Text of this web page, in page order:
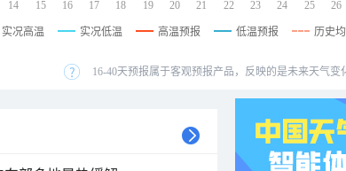
14 15 16 17 18 19 20 21 22 23 24 25 26
实况高温 实况低温 高温预报 低温预报 历史
16-40天预报属于客观预报产品，反映的是未来天气变